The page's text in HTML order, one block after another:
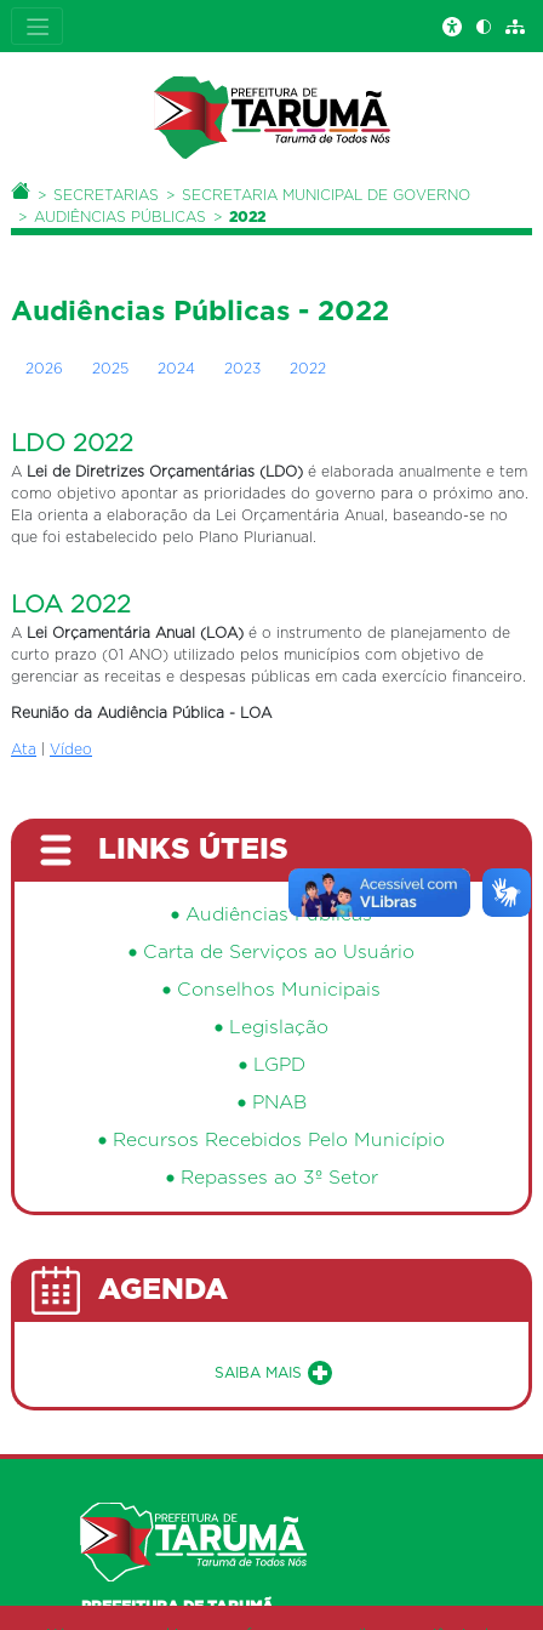
Você está aqui:
PÁGINA INICIAL
SECRETARIAS
SECRETARIA MUNICIPAL DE GOVERNO
AUDIÊNCIAS PÚBLICAS
2022
Audiências Públicas - 2022
2026 2025 2024 2023 2022
LDO 2022
A Lei de Diretrizes Orçamentárias (LDO) é elaborada anualmente e tem
como objetivo apontar as prioridades do governo para o próximo ano.
Ela orienta a elaboração da Lei Orçamentária Anual, baseando-se no
que foi estabelecido pelo Plano Plurianual.
LOA 2022
A Lei Orçamentária Anual (LOA) é o instrumento de planejamento de
curto prazo (01 ANO) utilizado pelos municípios com objetivo de
gerenciar as receitas e despesas públicas em cada exercício financeiro.
Reunião da Audiência Pública - LOA
Ata Vídeo
LINKS ÚTEIS
Audiências Públicas
Carta de Serviços ao Usuário
Conselhos Municipais
Legislação
LGPD
PNAB
Recursos Recebidos Pelo Município
Repasses ao 3º Setor
AGENDA
SAIBA MAIS Sobre a Agenda de Eventos
PREFEITURA DE TARUMÃ